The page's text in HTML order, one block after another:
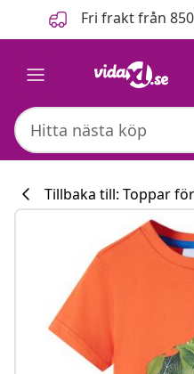
FöregåendeFri frakt från
Tillbaka till: Toppar